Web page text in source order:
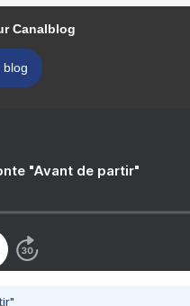
Canalblog
blog
"Avant de partir"